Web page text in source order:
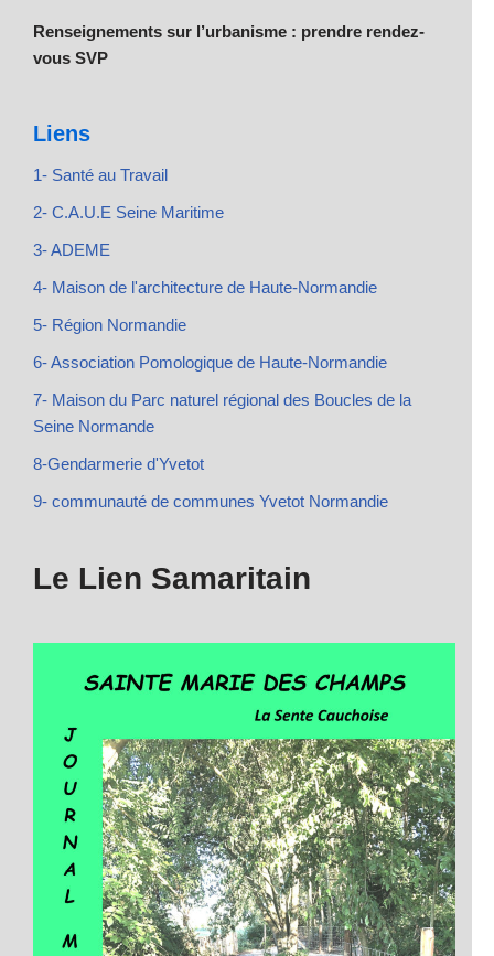
Renseignements sur l’urbanisme : prendre rendez-
vous SVP
Liens
1- Santé au Travail
2- C.A.U.E Seine Maritime
3- ADEME
4- Maison de l'architecture de Haute-Normandie
5- Région Normandie
6- Association Pomologique de Haute-Normandie
7- Maison du Parc naturel régional des Boucles de la
Seine Normande
8-Gendarmerie d'Yvetot
9- communauté de communes Yvetot Normandie
Le Lien Samaritain